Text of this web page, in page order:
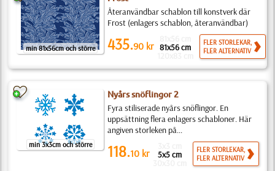
min 81x56cm och större
Återanvändbar schablon till konstverk där
Frost (enlagers schablon, återanvändbar)
435.90 kr 81x56 cm
FLER STORLEKAR,
FLER ALTERNATIV
min 3x3cm och större
Nyårs snöflingor 2
Fyra stiliserade nyårs snöflingor. En
uppsättning flera enlagers schabloner. Här
angiven storleken på...
118.10 kr 5x5 cm
FLER STORLEKAR,
FLER ALTERNATIV